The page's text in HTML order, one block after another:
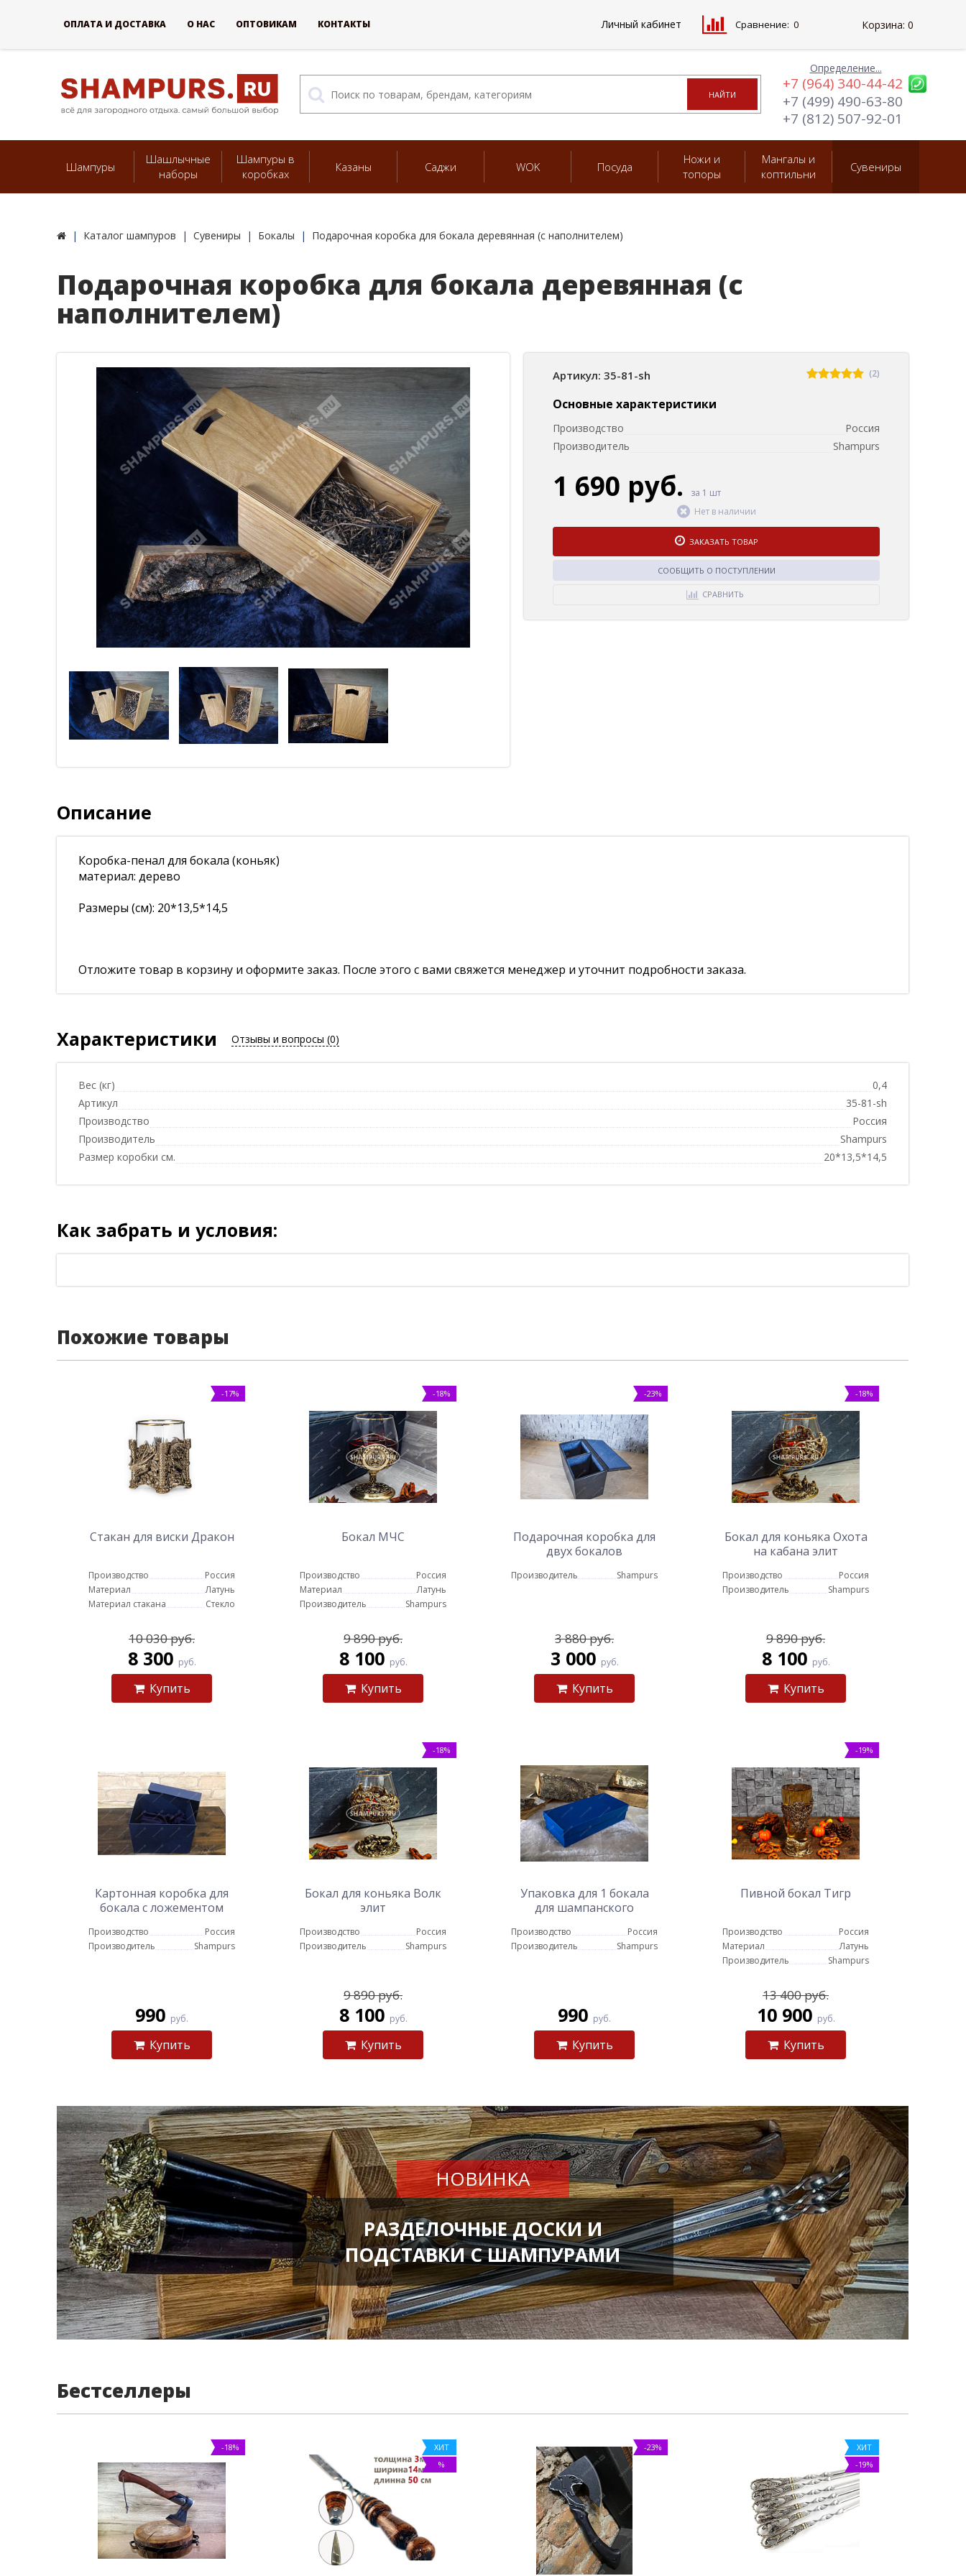
Определение...
+7 (964) 340-44-42
+7 (499) 490-63-80
+7 (812) 507-92-01
Шампуры
Шашлычные
наборы
Шампуры в
коробках
Казаны Саджи WOK Посуда
Ножи и
топоры
Мангалы и
коптильни
Сувениры
Каталог шампуров Сувениры Бокалы Подарочная коробка для бокала деревянная (с наполнителем)
Подарочная коробка для бокала деревянная (с
наполнителем)
Артикул: 35-81-sh (2)
Основные характеристики
Производство
Россия
Производитель
Shampurs
1 690 руб.
за 1 шт
Нет в наличии
ЗАКАЗАТЬ ТОВАР
СООБЩИТЬ О ПОСТУПЛЕНИИ
СРАВНИТЬ
Описание
Коробка-пенал для бокала (коньяк)
материал: дерево
Размеры (см): 20*13,5*14,5
Отложите товар в корзину и оформите заказ. После этого с вами свяжется менеджер и уточнит подробности заказа.
Характеристики Отзывы и вопросы (0)
Вес (кг)
0,4
Артикул
35-81-sh
Производство
Россия
Производитель
Shampurs
Размер коробки см.
20*13,5*14,5
Как забрать и условия:
Похожие товары
-17%
Стакан для виски Дракон
Производство
Россия
Материал
Латунь
Материал стакана
Стекло
10 030 руб.
8 300 руб.
Купить
-18%
Бокал МЧС
Производство
Россия
Материал
Латунь
Производитель
Shampurs
9 890 руб.
8 100 руб.
Купить
-23%
Подарочная коробка для
двух бокалов
Производитель Shampurs
3 880 руб.
3 000 руб.
Купить
-18%
Бокал для коньяка Охота
на кабана элит
Производство
Россия
Производитель
Shampurs
9 890 руб.
8 100 руб.
Купить
Картонная коробка для
бокала с ложементом
Производство
Россия
Производитель
Shampurs
990 руб.
Купить
-18%
Бокал для коньяка Волк
элит
Производство
Россия
Производитель
Shampurs
9 890 руб.
8 100 руб.
Купить
Упаковка для 1 бокала
для шампанского
Производство
Россия
Производитель
Shampurs
990 руб.
Купить
-19%
Пивной бокал Тигр
Производство
Россия
Материал
Латунь
Производитель
Shampurs
13 400 руб.
10 900 руб.
Купить
НОВИНКА
РАЗДЕЛОЧНЫЕ ДОСКИ И
ПОДСТАВКИ С ШАМПУРАМИ
Бестселлеры
-18%
ХИТ
%
-23%
ХИТ
-19%
ОПЛАТА И ДОСТАВКА О НАС ОПТОВИКАМ КОНТАКТЫ Личный кабинет Сравнение: 0 Корзина: 0